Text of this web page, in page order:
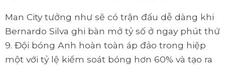
Man City tưởng như sẽ có trận đấu dễ dàng khi
Bernardo Silva ghi bàn mở tỷ số ở ngay phút thứ
9. Đội bóng Anh hoàn toàn áp đảo trong hiệp
một với tỷ lệ kiểm soát bóng hơn 60% và tạo ra